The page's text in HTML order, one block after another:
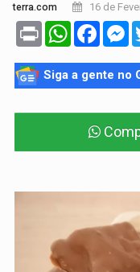
terra.com 16 de
Print WhatsApp
Siga a gente no